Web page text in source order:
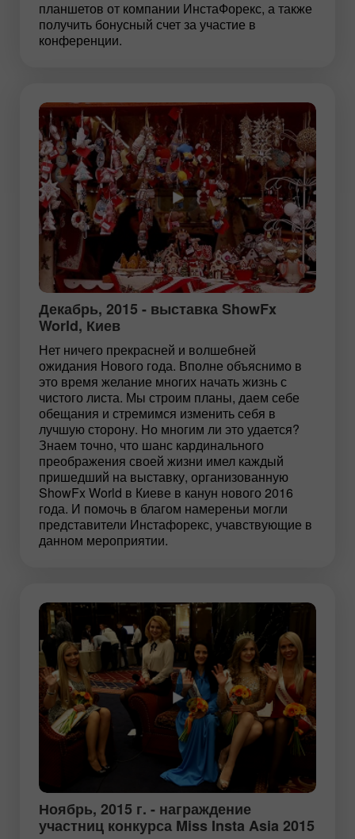
планшетов от компании ИнстаФорекс, а также
получить бонусный счет за участие в
конференции.
Декабрь, 2015 - выставка ShowFx
World, Киев
Нет ничего прекрасней и волшебней
ожидания Нового года. Вполне объяснимо в
это время желание многих начать жизнь с
чистого листа. Мы строим планы, даем себе
обещания и стремимся изменить себя в
лучшую сторону. Но многим ли это удается?
Знаем точно, что шанс кардинального
преображения своей жизни имел каждый
пришедший на выставку, организованную
ShowFx World в Киеве в канун нового 2016
года. И помочь в благом намереньи могли
представители Инстафорекс, учавствующие в
данном мероприятии.
Ноябрь, 2015 г. - награждение
участниц конкурса Miss Insta Asia 2015